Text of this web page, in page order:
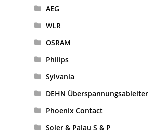
AEG
WLR
OSRAM
Philips
Sylvania
DEHN Überspannungsableiter
Phoenix Contact
Soler & Palau S & P